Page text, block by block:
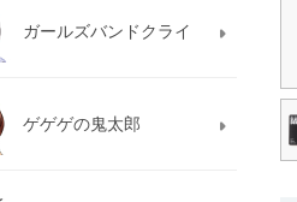
ガールズバンドクライ
ゲゲゲの鬼太郎